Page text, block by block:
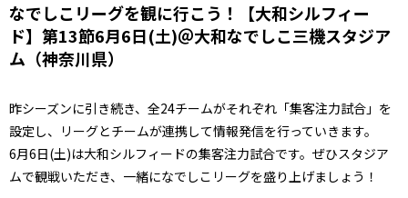
なでしこリーグを観に行こう！【大和シルフィー
ド】第13節6月6日(土)＠大和なでしこ三機スタジア
ム（神奈川県）
昨シーズンに引き続き、全24チームがそれぞれ「集客注力試合」を
設定し、リーグとチームが連携して情報発信を行っていきます。
6月6日(土)は大和シルフィードの集客注力試合です。ぜひスタジア
ムで観戦いただき、一緒になでしこリーグを盛り上げましょう！